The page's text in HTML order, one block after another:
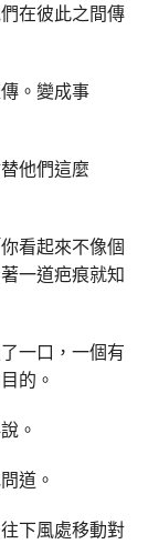
在彼此之間傳
。變成事
他們這麼
看起來不像個
一道疤痕就知
一口，一個有
的。
。
道。
下風處移動對